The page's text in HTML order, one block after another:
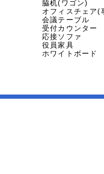
脇机(ワゴン)
オフィスチェア(
会議テーブル
受付カウンター
応接ソファ
役員家具
ホワイトボード